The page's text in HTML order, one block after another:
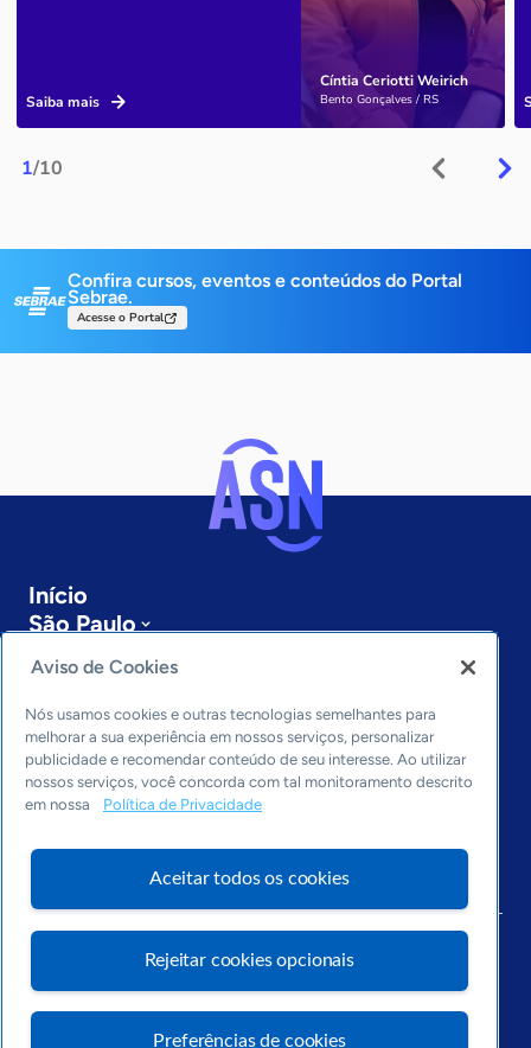
1/10
Cíntia Ceriotti Weirich
Bento Gonçalves / RS
Saiba mais
Confira cursos, eventos e conteúdos do Portal
Sebrae.
Acesse o Portal
Início
São Paulo
Sobre a ASN
Últimas notícias
Entre em contato
Editorias
Economia & Política
Inovação & Tecnologia
Cultura empreendedora
Arquivo
Aviso de Cookies
Nós usamos cookies e outras tecnologias semelhantes para
melhorar a sua experiência em nossos serviços, personalizar
publicidade e recomendar conteúdo de seu interesse. Ao utilizar
nossos serviços, você concorda com tal monitoramento descrito
em nossa
Política de Privacidade
Aceitar todos os cookies
Rejeitar cookies opcionais
Preferências de cookies